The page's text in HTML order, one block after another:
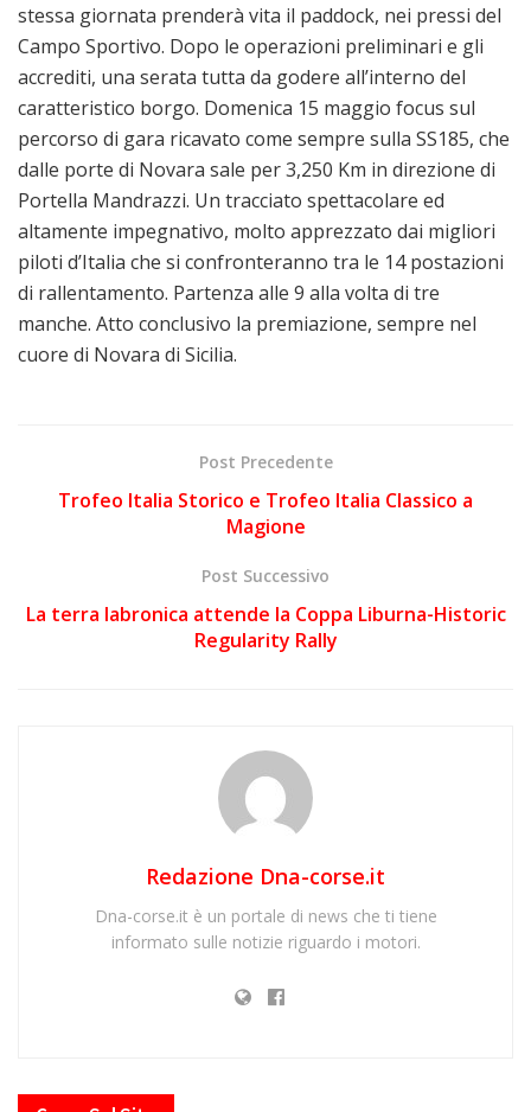
stessa giornata prenderà vita il paddock, nei pressi del
Campo Sportivo. Dopo le operazioni preliminari e gli
accrediti, una serata tutta da godere all’interno del
caratteristico borgo. Domenica 15 maggio focus sul
percorso di gara ricavato come sempre sulla SS185, che
dalle porte di Novara sale per 3,250 Km in direzione di
Portella Mandrazzi. Un tracciato spettacolare ed
altamente impegnativo, molto apprezzato dai migliori
piloti d’Italia che si confronteranno tra le 14 postazioni
di rallentamento. Partenza alle 9 alla volta di tre
manche. Atto conclusivo la premiazione, sempre nel
cuore di Novara di Sicilia.
Post Precedente
Trofeo Italia Storico e Trofeo Italia Classico a
Magione
Post Successivo
La terra labronica attende la Coppa Liburna-Historic
Regularity Rally
Redazione Dna-corse.it
Dna-corse.it è un portale di news che ti tiene
informato sulle notizie riguardo i motori.